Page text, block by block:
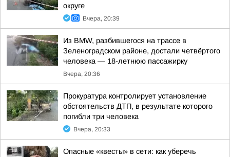
округе
Вчера, 20:39
Из BMW, разбившегося на трассе в
Зеленоградском районе, достали четвёртого
человека — 18-летнюю пассажирку
Вчера, 20:36
Прокуратура контролирует установление
обстоятельств ДТП, в результате которого
погибли три человека
Вчера, 20:33
Опасные «квесты» в сети: как уберечь